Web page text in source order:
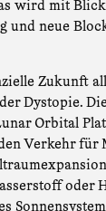
wird mit
und neue
Zukunft
Dystopie.
Orbital
Verkehr für
oder